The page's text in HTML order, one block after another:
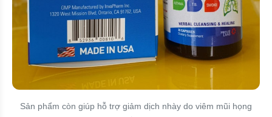
Sản phẩm còn giúp hỗ trợ giảm dịch nhày do viêm mũi họng